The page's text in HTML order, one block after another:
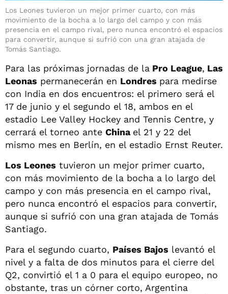
Los Leones tuvieron un mejor primer cuarto, con más
movimiento de la bocha a lo largo del campo y con más
presencia en el campo rival, pero nunca encontró el espacios
para convertir, aunque si sufrió con una gran atajada de
Tomás Santiago.
Para las próximas jornadas de la Pro League, Las
Leonas permanecerán en Londres para medirse
con India en dos encuentros: el primero será el
17 de junio y el segundo el 18, ambos en el
estadio Lee Valley Hockey and Tennis Centre, y
cerrará el torneo ante China el 21 y 22 del
mismo mes en Berlín, en el estadio Ernst Reuter.
Los Leones tuvieron un mejor primer cuarto,
con más movimiento de la bocha a lo largo del
campo y con más presencia en el campo rival,
pero nunca encontró el espacios para convertir,
aunque si sufrió con una gran atajada de Tomás
Santiago.
Para el segundo cuarto, Países Bajos levantó el
nivel y a falta de dos minutos para el cierre del
Q2, convirtió el 1 a 0 para el equipo europeo, no
obstante, tras un córner corto, Argentina